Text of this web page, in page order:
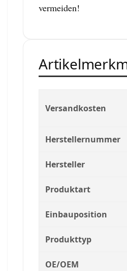
vermeiden!
Versandkosten
Herstellernummer
Hersteller
Produktart
Einbauposition
Produkttyp
OE/OEM